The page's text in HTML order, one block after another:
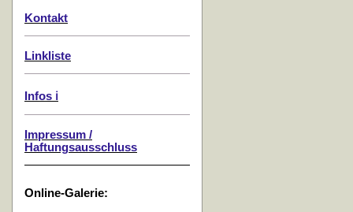
Kontakt
Linkliste
Infos ℹ️
Impressum /
Haftungsausschluss
Online-Galerie: